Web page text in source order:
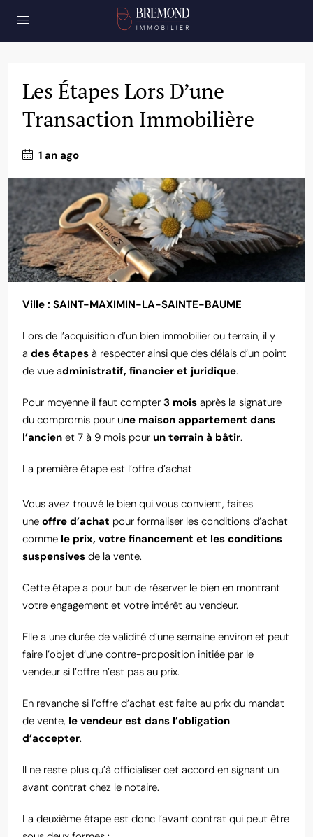
Les Étapes Lors D’une
Transaction Immobilière
1 an ago
Ville : SAINT-MAXIMIN-LA-SAINTE-BAUME
Lors de l’acquisition d’un bien immobilier ou terrain, il y
a des étapes à respecter ainsi que des délais d’un point
de vue administratif, financier et juridique.
Pour moyenne il faut compter 3 mois après la signature
du compromis pour une maison appartement dans
l’ancien et 7 à 9 mois pour un terrain à bâtir.
La première étape est l’offre d’achat
Vous avez trouvé le bien qui vous convient, faites
une offre d’achat pour formaliser les conditions d’achat
comme le prix, votre financement et les conditions
suspensives de la vente.
Cette étape a pour but de réserver le bien en montrant
votre engagement et votre intérêt au vendeur.
Elle a une durée de validité d’une semaine environ et peut
faire l’objet d’une contre-proposition initiée par le
vendeur si l’offre n’est pas au prix.
En revanche si l’offre d’achat est faite au prix du mandat
de vente, le vendeur est dans l’obligation
d’accepter.
Il ne reste plus qu’à officialiser cet accord en signant un
avant contrat chez le notaire.
La deuxième étape est donc l’avant contrat qui peut être